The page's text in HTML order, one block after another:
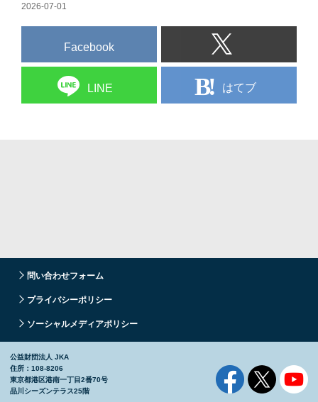
2026-07-01
Facebook
LINE はてブ
問い合わせフォーム
プライバシーポリシー
ソーシャルメディアポリシー
公益財団法人 JKA
住所：108-8206
東京都港区港南一丁目2番70号
品川シーズンテラス25階